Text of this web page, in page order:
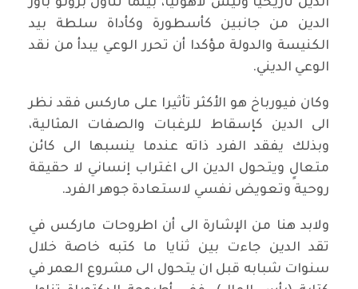
الدين تاريخيا وليس لاهوتيا، بينما تناول برونو باور
الدين من جانبين كأسطورة وكأداة سلطة بيد
الكنيسة والدولة مؤكدا أن تحرر الوعي يبدأ من نقد
الوعي الديني.
وكان فيورباخ هو الأكثر تأثيرا على ماركس فقد نظر
الى الدين كإسقاط للرغبات والصفات المثالية،
وبذلك يفقد الفرد ذاته عندما ينسبها الى كائن
متعالٍ ويتحول الدين الى اغتراب إنساني لا حقيقة
روحية وتعويض نفسي لاستعادة جوهر الفرد.
ولابد هنا من الإشارة الى أن اطروحات ماركس في
تقد الدين جاءت بين ثنايا ما كتبه خاصة خلال
سنوات شبابه قبل ان يتحول الى مشروع العمر في